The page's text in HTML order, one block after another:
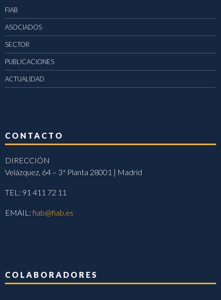
FIAB
ASOCIADOS
SECTOR
PUBLICACIONES
ACTUALIDAD
CONTACTO
DIRECCIÓN
Velázquez, 64 – 3ª Planta 28001 | Madrid
TEL: 91 411 72 11
EMAIL:fiab@fiab.es
COLABORADORES